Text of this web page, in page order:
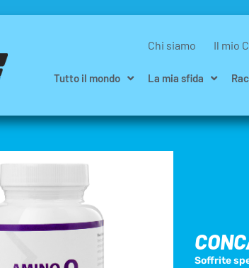
Chi siamo Il mio
Tutto il mondo La mia sfida
Soffrite